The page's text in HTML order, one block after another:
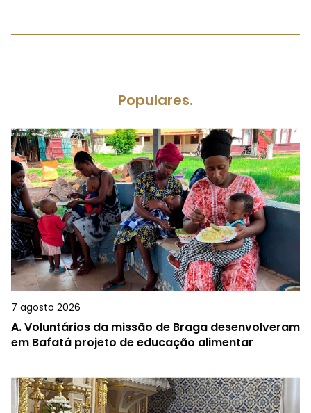
Populares.
7 agosto 2026
A.Voluntários da missão de Braga desenvolveram
em Bafatá projeto de educação alimentar